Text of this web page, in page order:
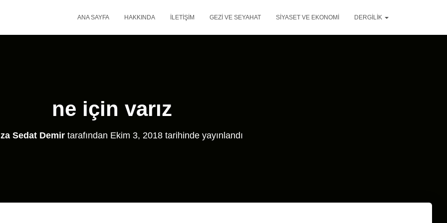
ANA SAYFA HAKKINDA İLETIŞIM GEZI VE SEYAHAT SIYASET VE EKONOMI DERGILIK
ne için varız
Sedat Demirtarafından Ekim 3, 2018tarihinde yayınlandı